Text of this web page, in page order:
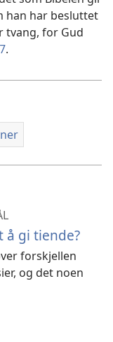
han har besluttet
tvang, for Gud
.
å gi tiende?
forskjellen
og det noen